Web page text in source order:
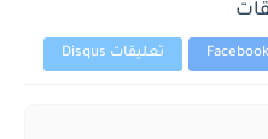
تعليقات Disqus